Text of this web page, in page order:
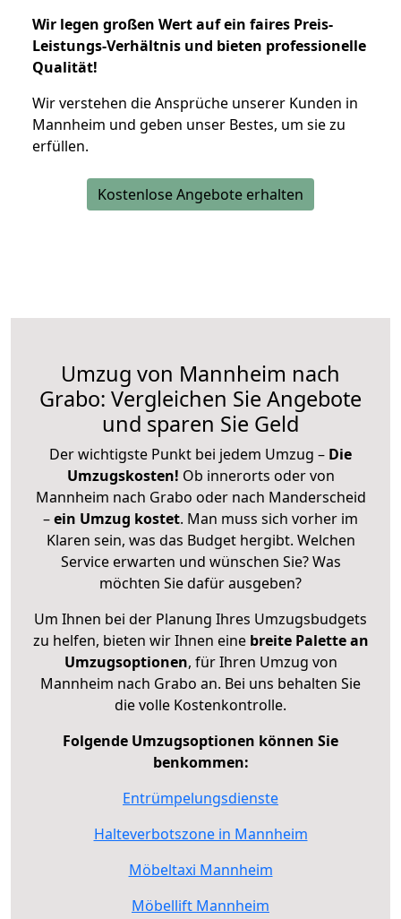
Wir legen großen Wert auf ein faires Preis-
Leistungs-Verhältnis und bieten professionelle
Qualität!
Wir verstehen die Ansprüche unserer Kunden in
Mannheim und geben unser Bestes, um sie zu
erfüllen.
Kostenlose Angebote erhalten
Umzug von Mannheim nach
Grabo: Vergleichen Sie Angebote
und sparen Sie Geld
Der wichtigste Punkt bei jedem Umzug – Die
Umzugskosten! Ob innerorts oder von
Mannheim nach Grabo oder nach Manderscheid
–ein Umzug kostet. Man muss sich vorher im
Klaren sein, was das Budget hergibt. Welchen
Service erwarten und wünschen Sie? Was
möchten Sie dafür ausgeben?
Um Ihnen bei der Planung Ihres Umzugsbudgets
zu helfen, bieten wir Ihnen eine breite Palette an
Umzugsoptionen, für Ihren Umzug von
Mannheim nach Grabo an. Bei uns behalten Sie
die volle Kostenkontrolle.
Folgende Umzugsoptionen können Sie
benkommen:
Entrümpelungsdienste
Halteverbotszone in Mannheim
Möbeltaxi Mannheim
Möbellift Mannheim